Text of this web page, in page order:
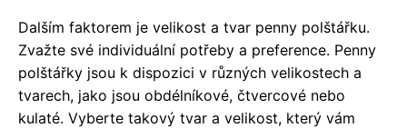
Dalším faktorem je velikost a tvar penny polštářku.
Zvažte své individuální potřeby a preference. Penny
polštářky jsou k dispozici v různých velikostech a
tvarech, jako jsou obdélníkové, čtvercové nebo
kulaté. Vyberte takový tvar a velikost, který vám